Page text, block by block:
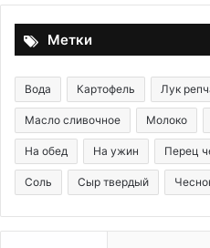
Метки
Вода Картофель Лук
Масло сливочное Молоко
На обед На ужин Перец
Соль Сыр твердый